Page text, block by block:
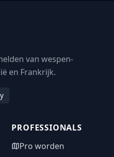
van wespen-
en Frankrijk.
PROFESSIONALS
Pro worden